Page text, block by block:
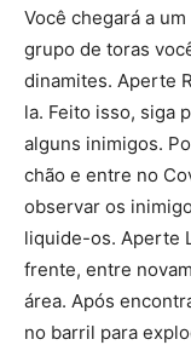
Você chegará a
grupo de toras
dinamites. Aperte
la. Feito isso, siga
alguns inimigos.
chão e entre no
observar os
liquide-os. Aperte
frente, entre
área. Após
no barril para